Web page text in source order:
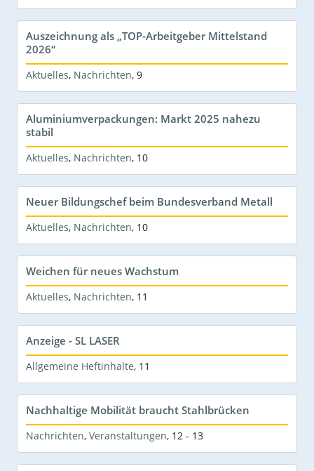
Auszeichnung als „TOP-Arbeitgeber Mittelstand
2026“
Aktuelles, Nachrichten, 9
Aluminiumverpackungen: Markt 2025 nahezu
stabil
Aktuelles, Nachrichten, 10
Neuer Bildungschef beim Bundesverband Metall
Aktuelles, Nachrichten, 10
Weichen für neues Wachstum
Aktuelles, Nachrichten, 11
Anzeige - SL LASER
Allgemeine Heftinhalte, 11
Nachhaltige Mobilität braucht Stahlbrücken
Nachrichten, Veranstaltungen, 12 - 13